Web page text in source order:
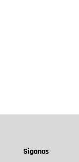
Siganos